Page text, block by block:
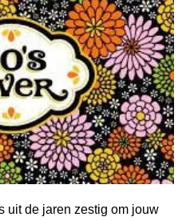
uit de jaren zestig om jouw